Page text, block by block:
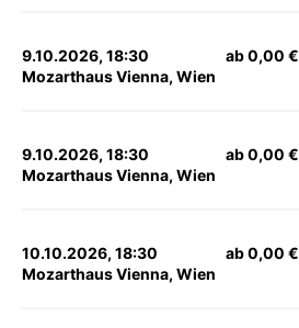
9.10.2026, 18:30
Mozarthaus Vienna, Wien
ab 0,00 €
9.10.2026, 18:30
Mozarthaus Vienna, Wien
ab 0,00 €
10.10.2026, 18:30
Mozarthaus Vienna, Wien
ab 0,00 €